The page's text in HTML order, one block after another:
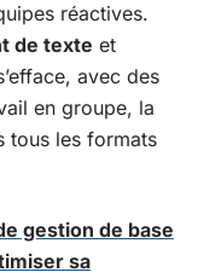
réactives.
de texte et
avec des
en groupe, la
tous les formats
gestion de base
sa